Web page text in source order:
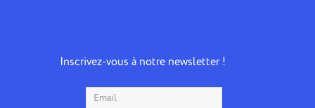
Inscrivez-vous à notre newsletter !